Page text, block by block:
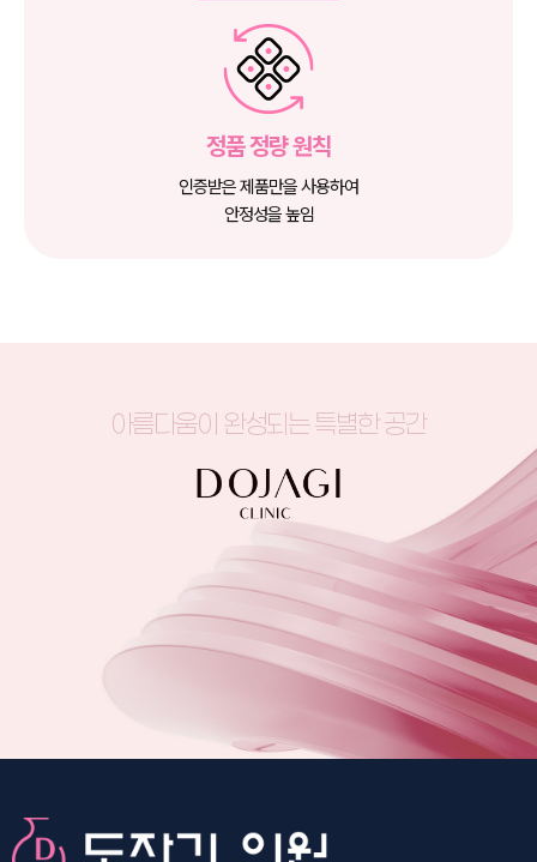
정품 정량 원칙
인증받은 제품만을 사용하여
안정성을 높임
아름다움이 완성되는 특별한 공간